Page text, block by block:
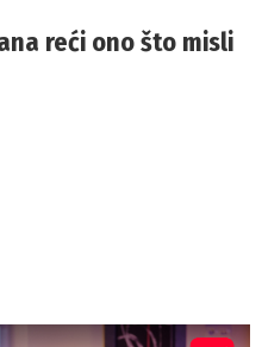
reći ono što misli